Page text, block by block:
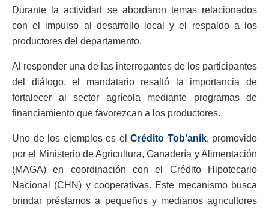
Durante la actividad se abordaron temas relacionados
con el impulso al desarrollo local y el respaldo a los
productores del departamento.
Al responder una de las interrogantes de los participantes
del diálogo, el mandatario resaltó la importancia de
fortalecer al sector agrícola mediante programas de
financiamiento que favorezcan a los productores.
Uno de los ejemplos es el Crédito Tob’anik, promovido
por el Ministerio de Agricultura, Ganadería y Alimentación
(MAGA) en coordinación con el Crédito Hipotecario
Nacional (CHN) y cooperativas. Este mecanismo busca
brindar préstamos a pequeños y medianos agricultores